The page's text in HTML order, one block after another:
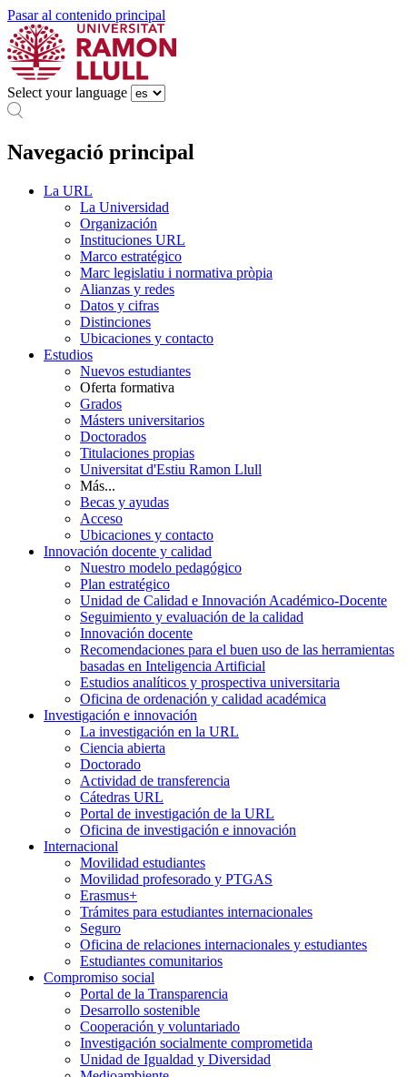
Pasar al contenido principal
Select your language
Navegació principal
La URL
La Universidad
Organización
Instituciones URL
Marco estratégico
Marc legislatiu i normativa pròpia
Alianzas y redes
Datos y cifras
Distinciones
Ubicaciones y contacto
Estudios
Nuevos estudiantes
Oferta formativa
Grados
Másters universitarios
Doctorados
Titulaciones propias
Universitat d'Estiu Ramon Llull
Más...
Becas y ayudas
Acceso
Ubicaciones y contacto
Innovación docente y calidad
Nuestro modelo pedagógico
Plan estratégico
Unidad de Calidad e Innovación Académico-Docente
Seguimiento y evaluación de la calidad
Innovación docente
Recomendaciones para el buen uso de las herramientas
basadas en Inteligencia Artificial
Estudios analíticos y prospectiva universitaria
Oficina de ordenación y calidad académica
Investigación e innovación
La investigación en la URL
Ciencia abierta
Doctorado
Actividad de transferencia
Cátedras URL
Portal de investigación de la URL
Oficina de investigación e innovación
Internacional
Movilidad estudiantes
Movilidad profesorado y PTGAS
Erasmus+
Trámites para estudiantes internacionales
Seguro
Oficina de relaciones internacionales y estudiantes
Estudiantes comunitarios
Compromiso social
Portal de la Transparencia
Desarrollo sostenible
Cooperación y voluntariado
Investigación socialmente comprometida
Unidad de Igualdad y Diversidad